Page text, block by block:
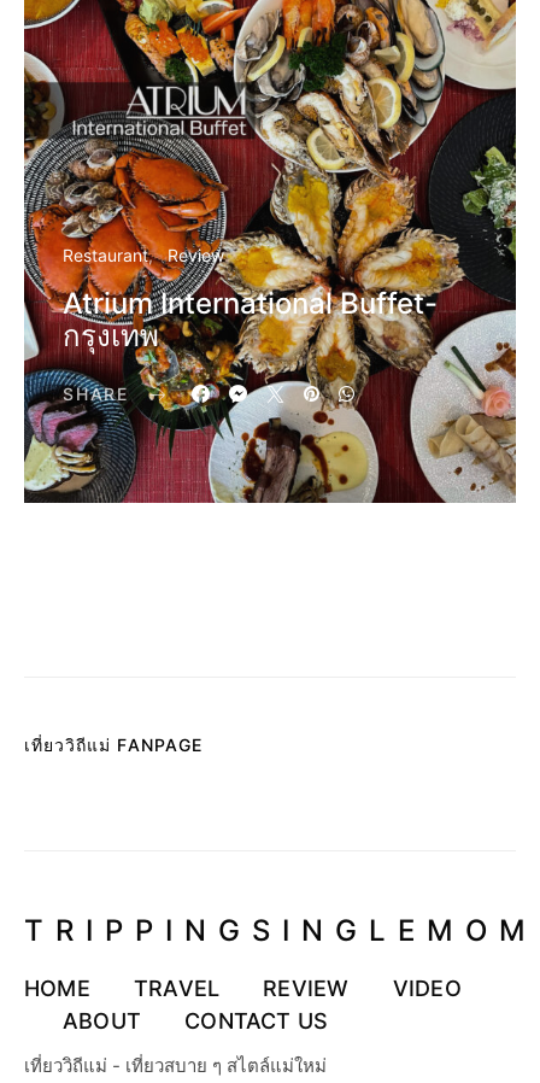
Restaurant Review
Atrium International Buffet-
กรุงเทพ
SHARE
เที่ยววิถีแม่ FANPAGE
TRIPPINGSINGLEMOM
HOME TRAVEL REVIEW
VIDEO
ABOUT
CONTACT US
เที่ยววิถีแม่ - เที่ยวสบาย ๆ สไตล์แม่ใหม่